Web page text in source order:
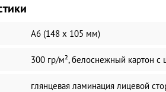
А6 (148 х 105 мм)
300 гр/м², белоснежный картон
глянцевая ламинация лицевой